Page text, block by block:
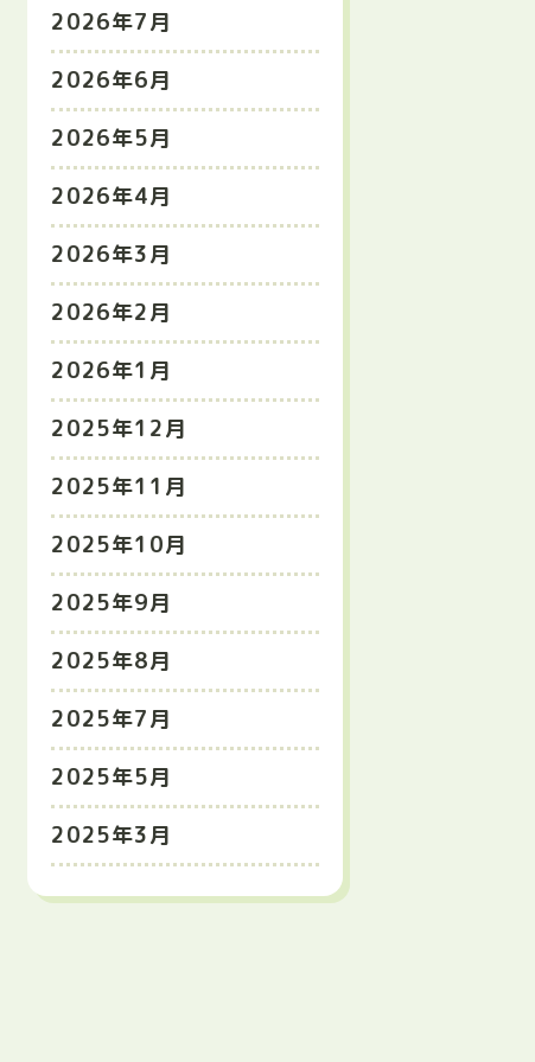
2026年7月
2026年6月
2026年5月
2026年4月
2026年3月
2026年2月
2026年1月
2025年12月
2025年11月
2025年10月
2025年9月
2025年8月
2025年7月
2025年5月
2025年3月